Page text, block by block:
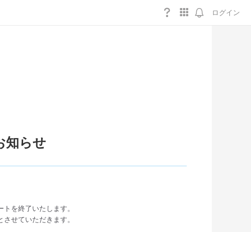
ログイン
らせ
を終了いたします。
せていただきます。